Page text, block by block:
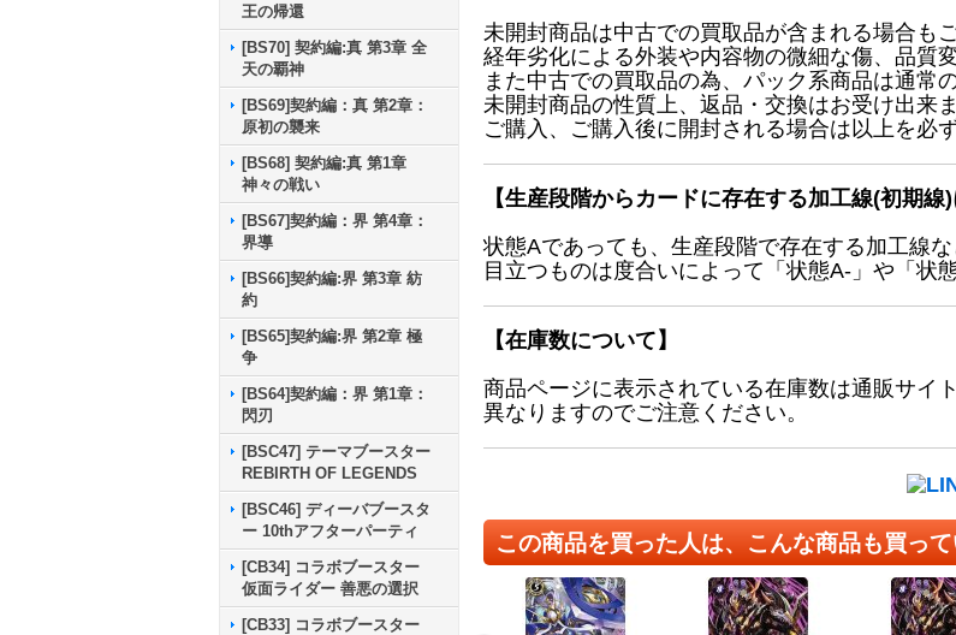
王の帰還
[BS70] 契約編:真 第3章 全
天の覇神
[BS69]契約編：真 第2章：
原初の襲来
[BS68] 契約編:真 第1章
神々の戦い
[BS67]契約編：界 第4章：
界導
[BS66]契約編:界 第3章 紡
約
[BS65]契約編:界 第2章 極
争
[BS64]契約編：界 第1章：
閃刃
[BSC47] テーマブースター
REBIRTH OF LEGENDS
[BSC46] ディーバブースタ
ー 10thアフターパーティ
[CB34] コラボブースター
仮面ライダー 善悪の選択
[CB33] コラボブースター
未開封商品は中古での買取品が含まれる場合も
経年劣化による外装や内容物の微細な傷、品質
また中古での買取品の為、パック系商品は通常
未開封商品の性質上、返品・交換はお受け出来ま
ご購入、ご購入後に開封される場合は以上を必
【生産段階からカードに存在する加工線(初期線)
状態Aであっても、生産段階で存在する加工線
目立つものは度合いによって「状態A-」や「状
【在庫数について】
商品ページに表示されている在庫数は通販サイ
異なりますのでご注意ください。
この商品を買った人は、こんな商品も買っ